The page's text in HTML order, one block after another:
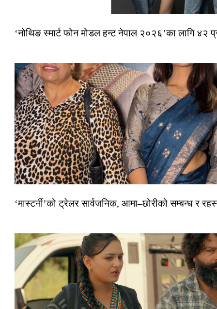
‘नोथिङ स्मार्ट फोन मोडल हन्ट नेपाल २०२६’का लागि ४२
‘मास्टर्नी’को ट्रेलर सार्वजनिक, आमा–छोरीको सम्बन्ध र